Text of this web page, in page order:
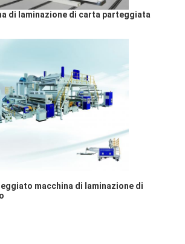
della laminazione dell'estrusione
dell'estrusione
del film
della laminazione
laminazione del rivestimento
di laminazione di carta parteggiata
macchina di laminazione di